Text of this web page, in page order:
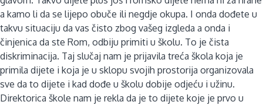
a kamo li da se lijepo obuče ili negdje okupa. I onda dođete u
takvu situaciju da vas čisto zbog vašeg izgleda a onda i
činjenica da ste Rom, odbiju primiti u školu. To je čista
diskriminacija. Taj slučaj nam je prijavila treća škola koja je
primila dijete i koja je u sklopu svojih prostorija organizovala
sve da to dijete i kad dođe u školu dobije odjeću i užinu.
Direktorica škole nam je rekla da je to dijete koje je prvo u